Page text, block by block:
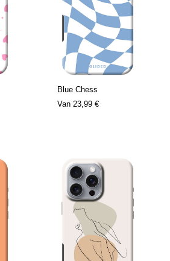
Blue Chess
Van 23,99 €